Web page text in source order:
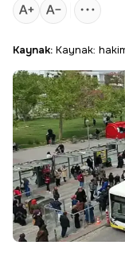
Kaynak: Kaynak: